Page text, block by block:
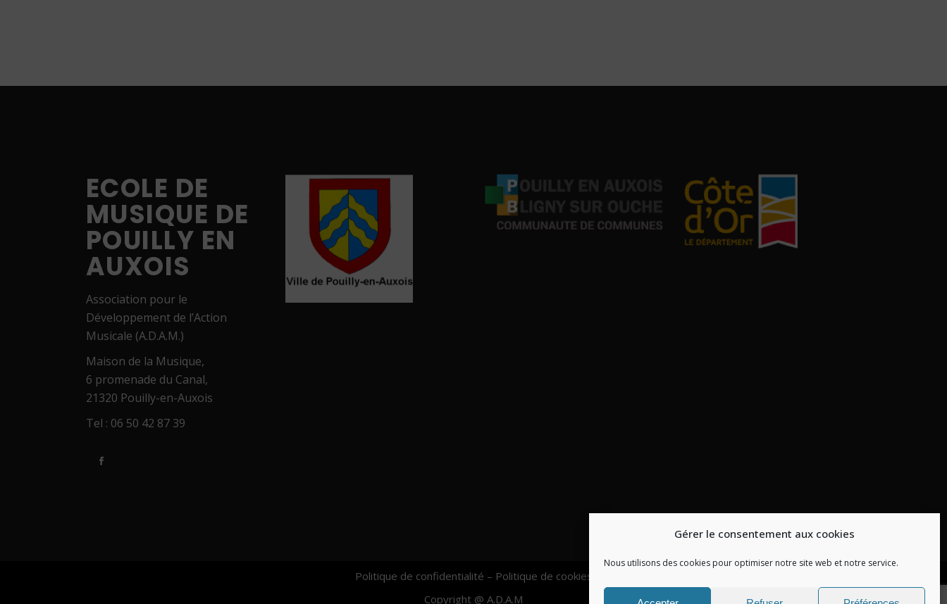
Gérer le consentement aux cookies
Nous utilisons des cookies pour optimiser notre site web et notre service.
ECOLE DE
MUSIQUE DE
POUILLY EN
AUXOIS
Association pour le
Développement de l’Action
Musicale (A.D.A.M.)
Maison de la Musique,
6 promenade du Canal,
21320 Pouilly-en-Auxois
Tel : 06 50 42 87 39
Politique de confidentialité – Politique de cookies
Copyright @ A.D.A.M